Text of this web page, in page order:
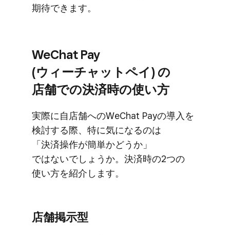
期待できます。
WeChat Pay
(ウィーチャットペイ) の​
店舗での​決済時の​使い方
実際に​自店舗への​WeChat Payの​導入を​
検討する​際、​特に​気に​なるのは​
「決済操作が​簡単か​どうか」
ではないでしょうか。​決済時の​2つの​
使い方を​紹介します。
店舗掲示型